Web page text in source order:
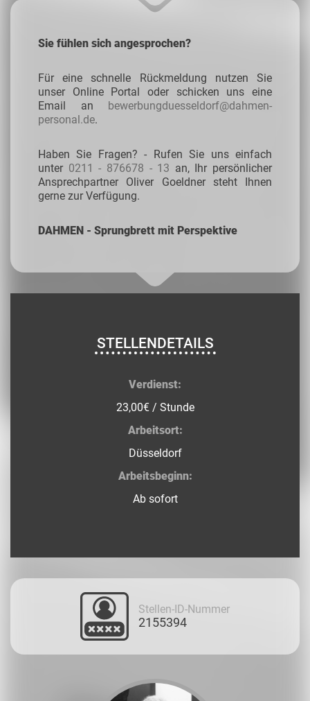
Sie fühlen sich angesprochen?
Für eine schnelle Rückmeldung nutzen Sie
unser Online Portal oder schicken uns eine
Email an bewerbungduesseldorf@dahmen-
personal.de.
Haben Sie Fragen? - Rufen Sie uns einfach
unter 0211 - 876678 - 13 an, Ihr persönlicher
Ansprechpartner Oliver Goeldner steht Ihnen
gerne zur Verfügung.
DAHMEN - Sprungbrett mit Perspektive
STELLENDETAILS
Verdienst:
23,00€ / Stunde
Arbeitsort:
Düsseldorf
Arbeitsbeginn:
Ab sofort
Stellen-ID-Nummer
2155394